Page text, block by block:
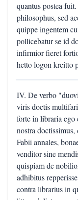
quantus postea
philosophus, sed
quippe ingentem
pollicebatur se id
infirmior fieret
hetto logon kreitto
IV. De verbo
viris doctis
forte in libraria ego
nostra
Fabii annales,
venditor sine
quispiam de
adhibitus
contra librarius in